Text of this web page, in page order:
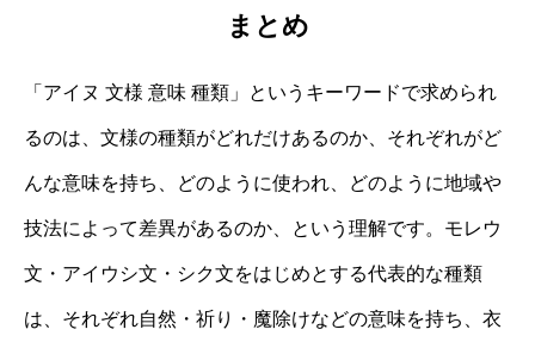
まとめ
「アイヌ 文様 意味 種類」というキーワードで求められ
るのは、文様の種類がどれだけあるのか、それぞれがど
んな意味を持ち、どのように使われ、どのように地域や
技法によって差異があるのか、という理解です。モレウ
文・アイウシ文・シク文をはじめとする代表的な種類
は、それぞれ自然・祈り・魔除けなどの意味を持ち、衣